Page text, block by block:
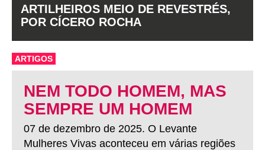
ARTILHEIROS MEIO DE REVESTRÉS,
POR CÍCERO ROCHA
ARTIGOS
NEM TODO HOMEM, MAS
SEMPRE UM HOMEM
07 de dezembro de 2025. O Levante
Mulheres Vivas aconteceu em várias regiões